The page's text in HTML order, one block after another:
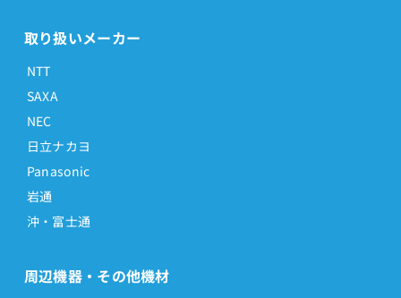
取り扱いメーカー
NTT
SAXA
NEC
日立ナカヨ
Panasonic
岩通
沖・富士通
周辺機器・その他機材